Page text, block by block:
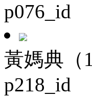
p076_id
黃媽典（
p218_id